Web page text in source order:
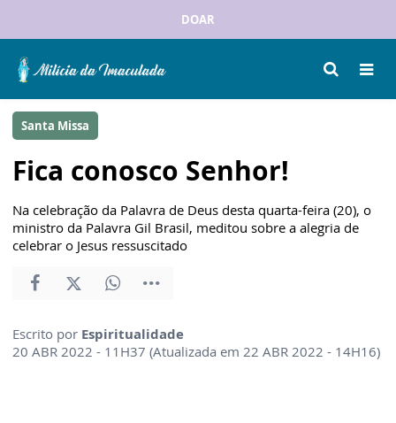
DOAR
Santa Missa
Fica conosco Senhor!
Na celebração da Palavra de Deus desta quarta-feira (20), o
ministro da Palavra Gil Brasil, meditou sobre a alegria de
celebrar o Jesus ressuscitado
Escrito por Espiritualidade
20 ABR 2022 - 11H37 (Atualizada em 22 ABR 2022 - 14H16)